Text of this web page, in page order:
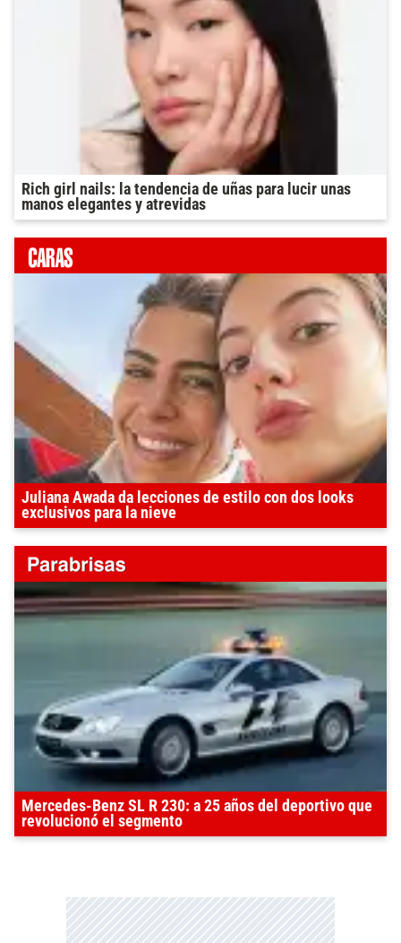
Rich girl nails: la tendencia de uñas para lucir unas
manos elegantes y atrevidas
Juliana Awada da lecciones de estilo con dos looks
exclusivos para la nieve
Mercedes-Benz SL R 230: a 25 años del deportivo que
revolucionó el segmento